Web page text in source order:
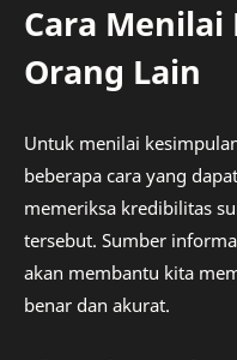
Cara
Orang Lain
Untuk menilai
beberapa cara yang
memeriksa kredibilitas
tersebut. Sumber
akan membantu kita
benar dan akurat.